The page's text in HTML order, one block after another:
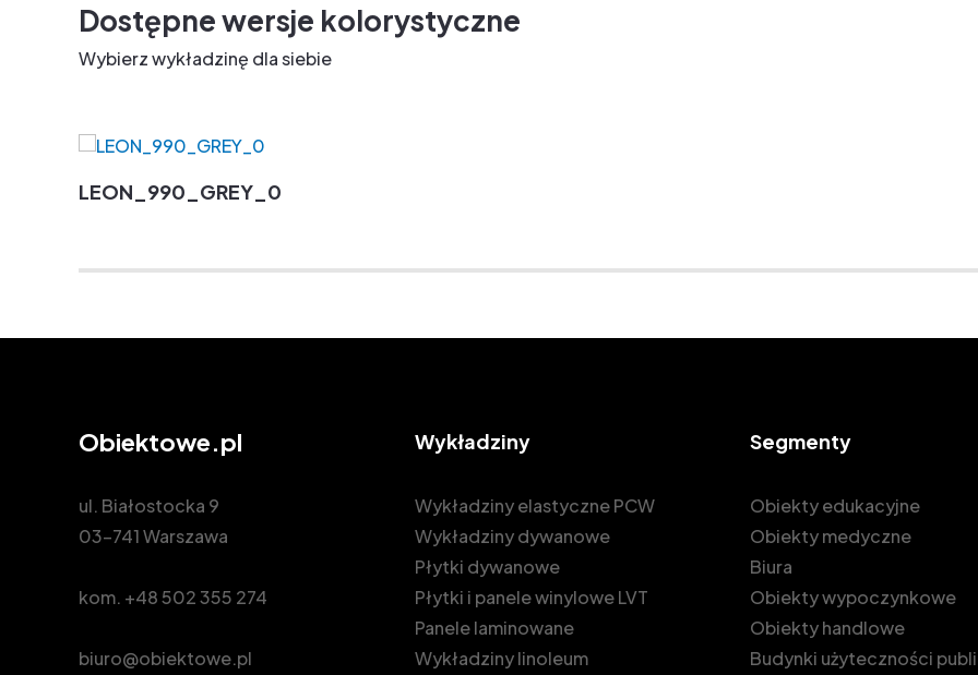
Dostępne wersje kolorystyczne
Wybierz wykładzinę dla siebie
LEON_990_GREY_0
Obiektowe.pl
ul. Białostocka 9
03-741 Warszawa
kom. +48 502 355 274
biuro@obiektowe.pl
Wykładziny
Wykładziny elastyczne PCW
Wykładziny dywanowe
Płytki dywanowe
Płytki i panele winylowe LVT
Panele laminowane
Wykładziny linoleum
Segmenty
Obiekty edukacyjne
Obiekty medyczne
Biura
Obiekty wypoczynkowe
Obiekty handlowe
Budynki użyteczności